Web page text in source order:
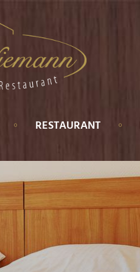
RESTAURANT